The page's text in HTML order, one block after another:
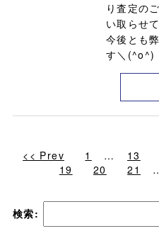
り査定の
い取らせ
今後とも
す＼(^o^)
<< Prev 1 … 13
19
20 21
検索: